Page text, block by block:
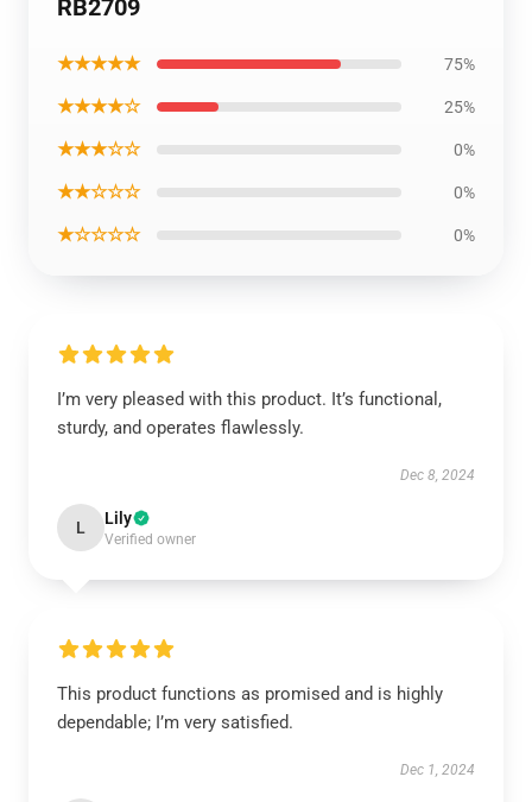
RB2709
★★★★★ 75%
★★★★☆ 25%
★★★☆☆ 0%
★★☆☆☆ 0%
★☆☆☆☆ 0%
I’m very pleased with this product. It’s functional,
sturdy, and operates flawlessly.
Dec 8, 2024
L Lily
Verified owner
This product functions as promised and is highly
dependable; I’m very satisfied.
Dec 1, 2024